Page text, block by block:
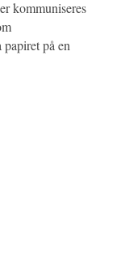
kommuniseres
på en